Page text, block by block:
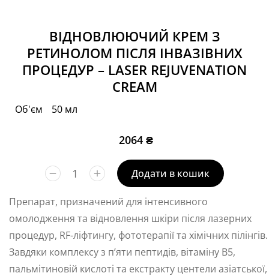
ВІДНОВЛЮЮЧИЙ КРЕМ З
РЕТИНОЛОМ ПІСЛЯ ІНВАЗІВНИХ
ПРОЦЕДУР – LASER REJUVENATION
CREAM
Об'єм 50 мл
2064 ₴
Додати в кошик
Препарат, призначений для інтенсивного
омолодження та відновлення шкіри після лазерних
процедур, RF-ліфтингу, фототерапії та хімічних пілінгів.
Завдяки комплексу з п’яти пептидів, вітаміну B5,
пальмітиновій кислоті та екстракту центели азіатської,